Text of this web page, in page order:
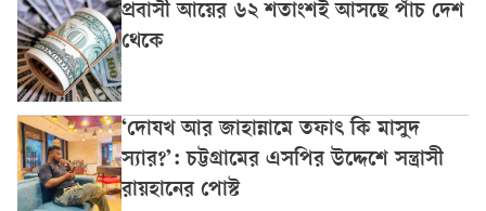
প্রবাসী আয়ের ৬২ শতাংশই আসছে পাঁচ দেশ
থেকে
‘দোযখ আর জাহান্নামে তফাৎ কি মাসুদ
স্যার?’: চট্টগ্রামের এসপির উদ্দেশে সন্ত্রাসী
রায়হানের পোস্ট